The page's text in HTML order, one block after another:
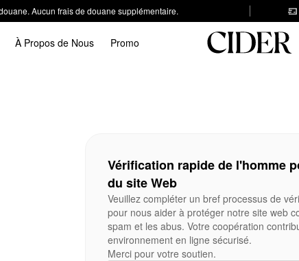
Aucun frais de douane supplémentaire.
À Propos de Nous Promo
Vérification rapide de l'homme
du site Web
Veuillez compléter un bref processus de
pour nous aider à protéger notre site web
spam et les abus. Votre coopération
environnement en ligne sécurisé.
Merci pour votre soutien.